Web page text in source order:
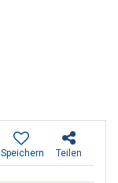
Teilen
Speichern